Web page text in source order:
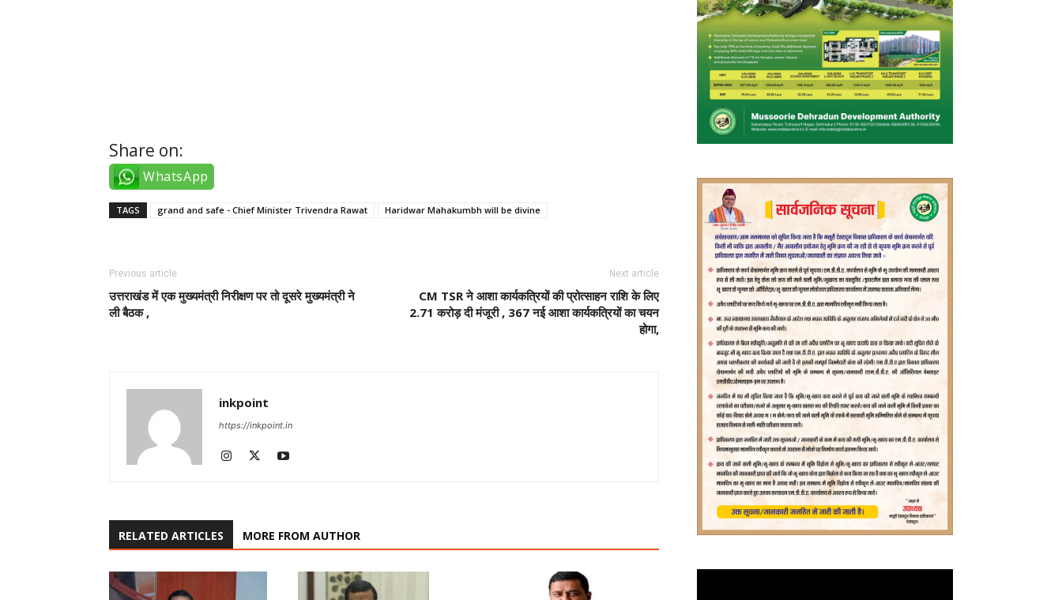
Share on:
WhatsApp
TAGS grand and safe - Chief Minister Trivendra Rawat Haridwar Mahakumbh will be divine
Previous article
उत्तराखंड में एक मुख्यमंत्री निरीक्षण पर तो दूसरे मुख्यमंत्री ने
ली बैठक ,
Next article
CM TSR ने आशा कार्यकत्रियों की प्रोत्साहन राशि के लिए
2.71 करोड़ दी मंजूरी , 367 नई आशा कार्यकत्रियों का चयन
होगा,
inkpoint
https://inkpoint.in
RELATED ARTICLES MORE FROM AUTHOR